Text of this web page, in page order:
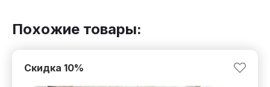
Похожие товары:
Скидка 10%